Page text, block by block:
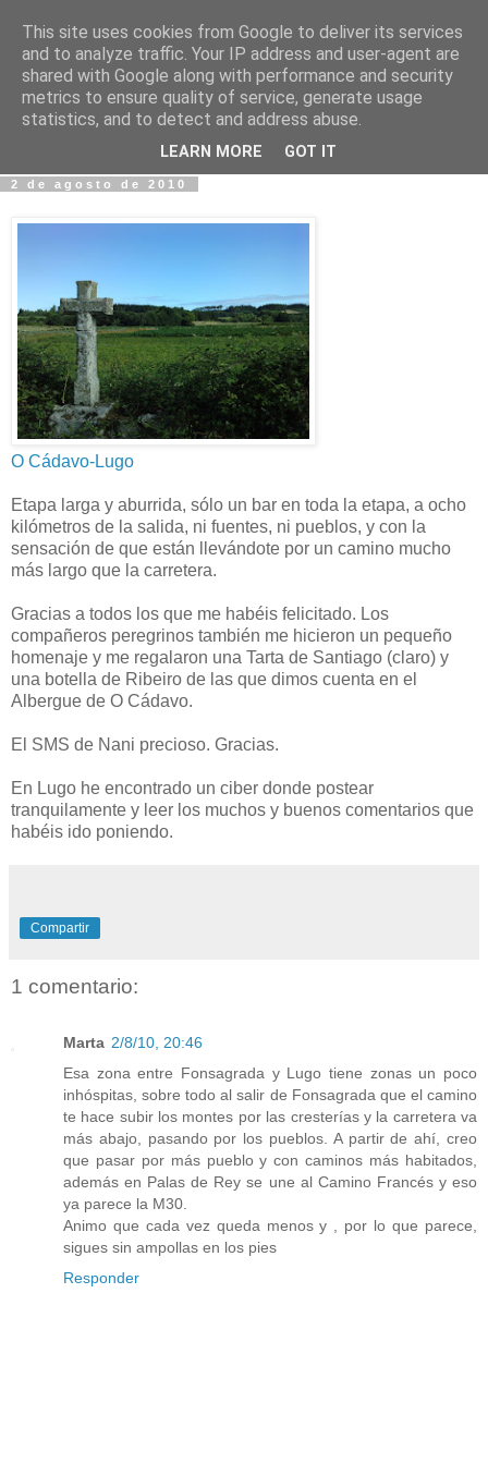
Fotos y Cosas
Miguel Sáenz de Santa María Elizalde
"Un blog es como un diario, pero sin candado".
2 de agosto de 2010
O Cádavo-Lugo
Etapa larga y aburrida, sólo un bar en toda la etapa, a ocho
kilómetros de la salida, ni fuentes, ni pueblos, y con la
sensación de que están llevándote por un camino mucho
más largo que la carretera.
Gracias a todos los que me habéis felicitado. Los
compañeros peregrinos también me hicieron un pequeño
homenaje y me regalaron una Tarta de Santiago (claro) y
una botella de Ribeiro de las que dimos cuenta en el
Albergue de O Cádavo.
El SMS de Nani precioso. Gracias.
En Lugo he encontrado un ciber donde postear
tranquilamente y leer los muchos y buenos comentarios que
habéis ido poniendo.
Compartir
1 comentario:
Marta 2/8/10, 20:46
Esa zona entre Fonsagrada y Lugo tiene zonas un poco
inhóspitas, sobre todo al salir de Fonsagrada que el camino
te hace subir los montes por las cresterías y la carretera va
más abajo, pasando por los pueblos. A partir de ahí, creo
que pasar por más pueblo y con caminos más habitados,
además en Palas de Rey se une al Camino Francés y eso
ya parece la M30.
Animo que cada vez queda menos y , por lo que parece,
sigues sin ampollas en los pies
Responder
This site uses cookies from Google to deliver its services
and to analyze traffic. Your IP address and user-agent are
shared with Google along with performance and security
metrics to ensure quality of service, generate usage
statistics, and to detect and address abuse.
LEARN MORE GOT IT